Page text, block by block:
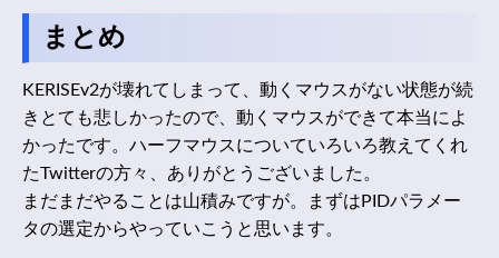
まとめ
KERISEv2が壊れてしまって、動くマウスがない状態が続
きとても悲しかったので、動くマウスができて本当によ
かったです。ハーフマウスについていろいろ教えてくれ
たTwitterの方々、ありがとうございました。
まだまだやることは山積みですが。まずはPIDパラメー
タの選定からやっていこうと思います。